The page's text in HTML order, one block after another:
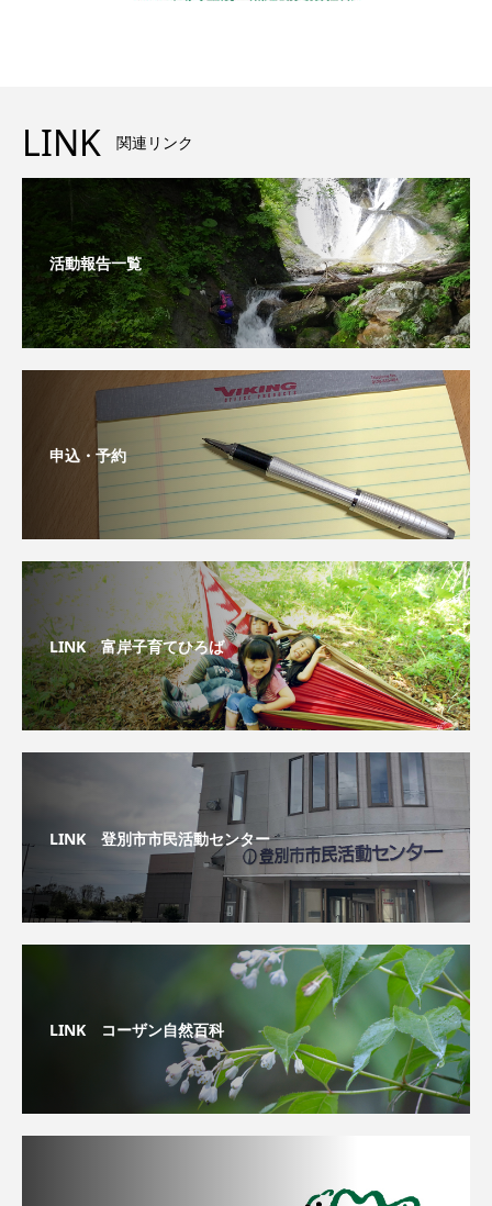
LINK 関連リンク
活動報告一覧
申込・予約
LINK 富岸子育てひろば
LINK 登別市市民活動センター
LINK コーザン自然百科